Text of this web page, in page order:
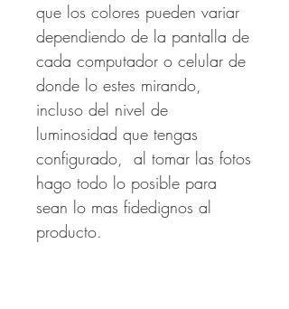
que los colores pueden variar
dependiendo de la pantalla de
cada computador o celular de
donde lo estes mirando,
incluso del nivel de
luminosidad que tengas
configurado, al tomar las fotos
hago todo lo posible para
sean lo mas fidedignos al
producto.